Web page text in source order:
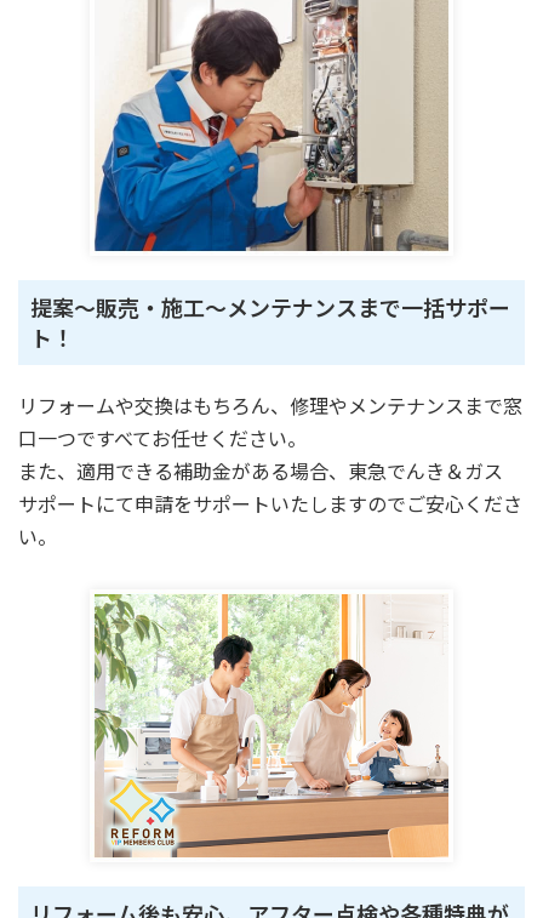
提案～販売・施工～メンテナンスまで一括サポー
ト！
リフォームや交換はもちろん、修理やメンテナンスまで窓
口一つですべてお任せください。
また、適用できる補助金がある場合、東急でんき＆ガス
サポートにて申請をサポートいたしますのでご安心くださ
い。